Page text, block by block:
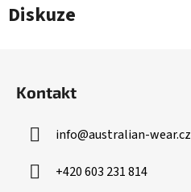
Diskuze
Kontakt
info@australian-wear.cz
+420 603 231 814